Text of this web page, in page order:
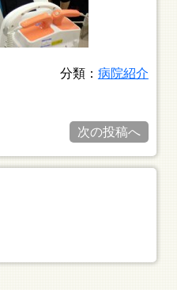
分類： 病院紹介
次の投稿へ